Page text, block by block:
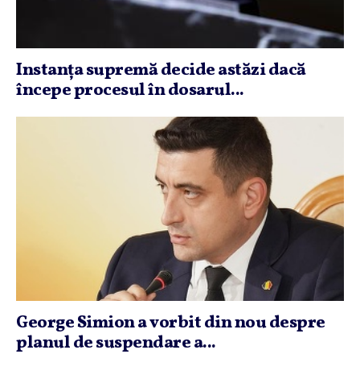
Instanţa supremă decide astăzi dacă
începe procesul în dosarul...
George Simion a vorbit din nou despre
planul de suspendare a...